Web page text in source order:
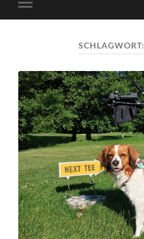
Mobile-
Menü
SCHLAGWORT: